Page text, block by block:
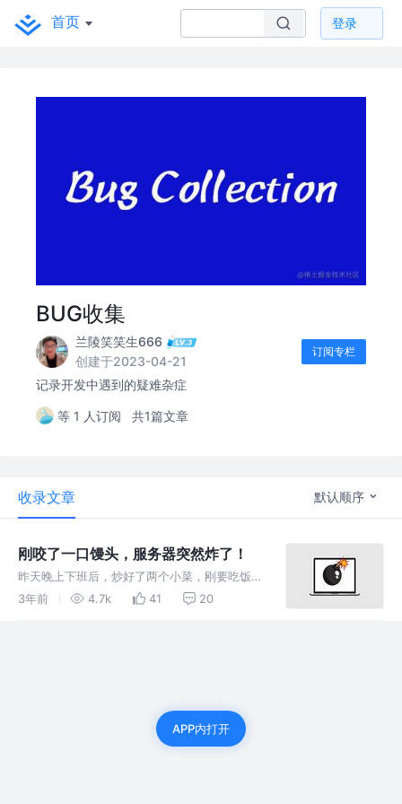
首页 登录
BUG收集
兰陵笑笑生666
创建于2023-04-21
订阅专栏
记录开发中遇到的疑难杂症
等 1 人订阅 共1篇文章
收录文章 默认顺序
刚咬了一口馒头，服务器突然炸了！
昨天晚上下班后，炒好了两个小菜，刚要吃饭，
突然看到工作群里有“小可爱”大喊一句服务器炸
3年前 4.7k 41 20
APP内打开